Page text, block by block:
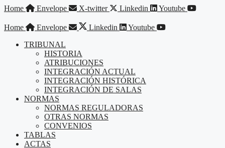
Saltar
contenido
Home Envelope X-twitter Linkedin Youtube
Home Envelope Linkedin
Youtube
TRIBUNAL
HISTORIA
ATRIBUCIONES
INTEGRACIÓN ACTUAL
INTEGRACIÓN HISTÓRICA
INTEGRACIÓN DE SALAS
NORMAS
NORMAS REGULADORAS
OTRAS NORMAS
CONVENIOS
TABLAS
ACTAS